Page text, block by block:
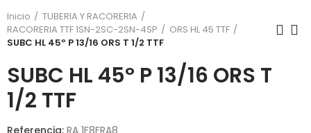
Inicio
TUBERIA Y RACORERIA
RACORERIA TTF 1SN-2SC-2SN-4SP
ORS HL 45 TTF
SUBC HL 45º P 13/16 ORS T 1/2 TTF
SUBC HL 45º P 13/16 ORS T
1/2 TTF
Referencia: RA 1F8FRA8